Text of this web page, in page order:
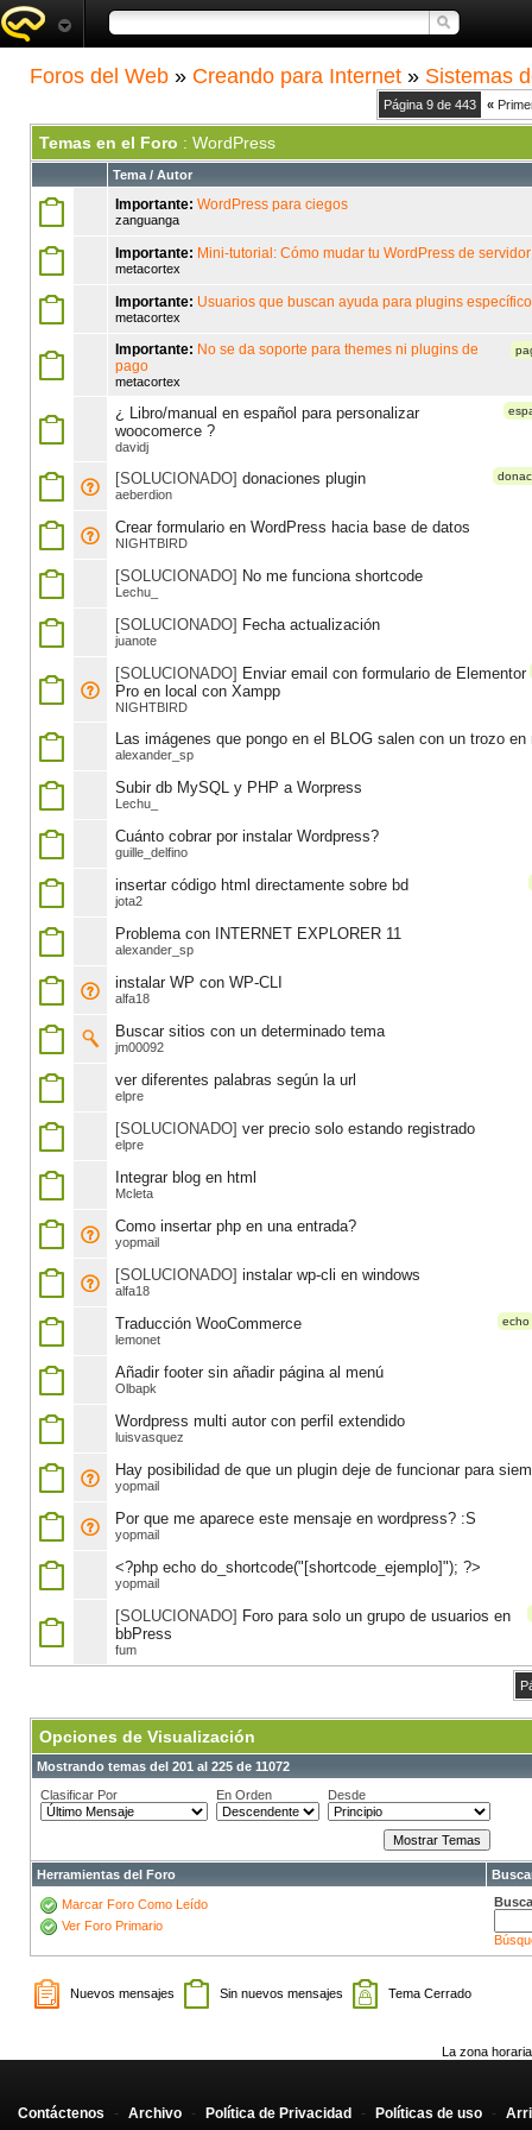
Foros del Web » Creando para Internet » Sistemas
Página 9 de 443 «
Temas en el Foro : WordPress
Tema / Autor
Importante: WordPress para ciegos
zanguanga
Importante: Mini-tutorial: Cómo mudar tu WordPress de servidor
metacortex
Importante: Usuarios que buscan ayuda para plugins
metacortex
Importante: No se da soporte para themes ni plugins de
pago
metacortex
¿ Libro/manual en español para personalizar
woocomerce ?
davidj
[SOLUCIONADO] donaciones plugin
aeberdion
Crear formulario en WordPress hacia base de datos
NIGHTBIRD
[SOLUCIONADO] No me funciona shortcode
Lechu_
[SOLUCIONADO] Fecha actualización
juanote
[SOLUCIONADO] Enviar email con formulario de Elementor
Pro en local con Xampp
NIGHTBIRD
Las imágenes que pongo en el BLOG salen con un trozo en
alexander_sp
Subir db MySQL y PHP a Worpress
Lechu_
Cuánto cobrar por instalar Wordpress?
guille_delfino
insertar código html directamente sobre bd
jota2
Problema con INTERNET EXPLORER 11
alexander_sp
instalar WP con WP-CLI
alfa18
Buscar sitios con un determinado tema
jm00092
ver diferentes palabras según la url
elpre
[SOLUCIONADO] ver precio solo estando registrado
elpre
Integrar blog en html
Mcleta
Como insertar php en una entrada?
yopmail
[SOLUCIONADO] instalar wp-cli en windows
alfa18
echo
Traducción WooCommerce
lemonet
Añadir footer sin añadir página al menú
Olbapk
Wordpress multi autor con perfil extendido
luisvasquez
Hay posibilidad de que un plugin deje de funcionar para
yopmail
Por que me aparece este mensaje en wordpress? :S
yopmail
<?php echo do_shortcode("[shortcode_ejemplo]"); ?>
yopmail
[SOLUCIONADO] Foro para solo un grupo de usuarios en
bbPress
fum
Opciones de Visualización
Mostrando temas del 201 al 225 de 11072
Clasificar Por
En Orden Desde
Herramientas del Foro
Marcar Foro Como Leído
Ver Foro Primario
Nuevos mensajes Sin nuevos mensajes Tema Cerrado
La zona
Contáctenos - Archivo - Política de Privacidad - Políticas de uso -